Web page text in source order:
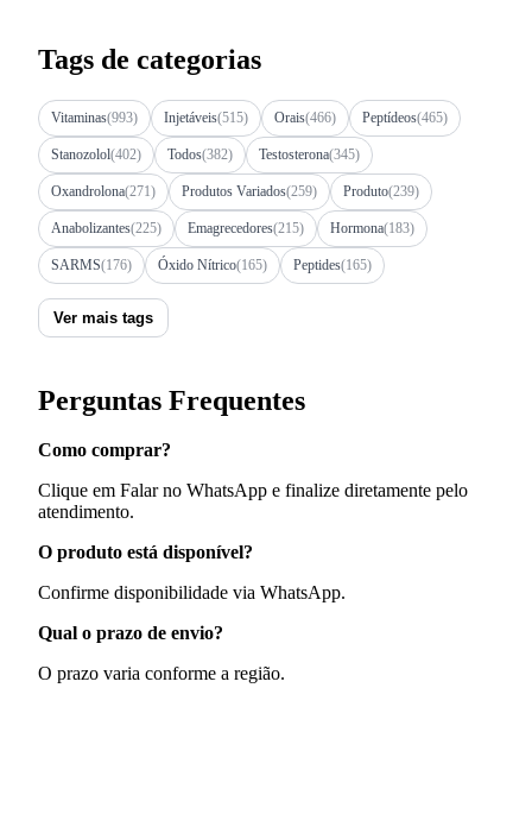
Tags de categorias
Vitaminas(993) Injetáveis(515) Orais(466) Peptídeos(465)
Stanozolol(402) Todos(382) Testosterona(345)
Oxandrolona(271) Produtos Variados(259) Produto(239)
Anabolizantes(225) Emagrecedores(215) Hormona(183)
SARMS(176) Óxido Nítrico(165) Peptides(165)
Ver mais tags
Perguntas Frequentes
Como comprar?
Clique em Falar no WhatsApp e finalize diretamente pelo
atendimento.
O produto está disponível?
Confirme disponibilidade via WhatsApp.
Qual o prazo de envio?
O prazo varia conforme a região.